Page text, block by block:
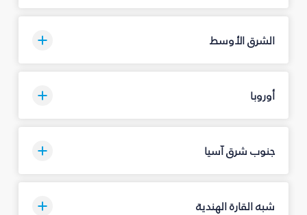
الشرق الأوسط
أوروبا
جنوب شرق آسيا
شبه القارة الهندية